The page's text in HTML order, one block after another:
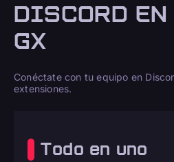
DISCORD EN
GX
Conéctate con tu equipo en
extensiones.
Todo en uno